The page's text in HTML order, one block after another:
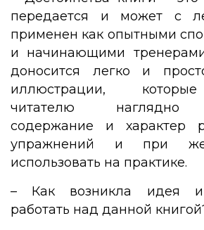
передается и может с
применен как опытными
и начинающими
доносится легко и
иллюстрации,
читателю наглядно
содержание и характер
упражнений и при
использовать на практике.
– Как возникла идея и
работать над данной